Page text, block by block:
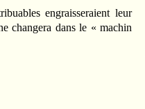
engraisseraient leur
changera dans le « machin